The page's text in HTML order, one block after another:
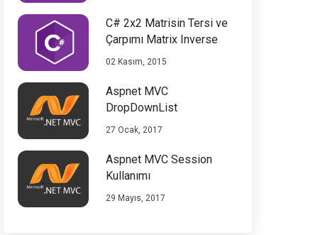
C# 2x2 Matrisin Tersi ve
Çarpımı Matrix Inverse
02 Kasım, 2015
Aspnet MVC
DropDownList
27 Ocak, 2017
Aspnet MVC Session
Kullanımı
29 Mayıs, 2017